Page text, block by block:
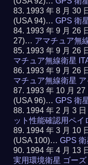
1993 年 8 月 30
(USA 94)…GPS 衛
1993 年 9 月 26
27)… アマチュア無
1993 年 9 月 26
マチュア無線衛星
1993 年 9 月 26
マチュア無線衛星
1993 年 10 月
(USA 96)…GPS 衛
1994 年 2 月 3
ット性能確認用ペイ
1994 年 3 月 10
(USA 100)…GPS
1994 年 4 月 13
実用環境衛星 ゴーズ